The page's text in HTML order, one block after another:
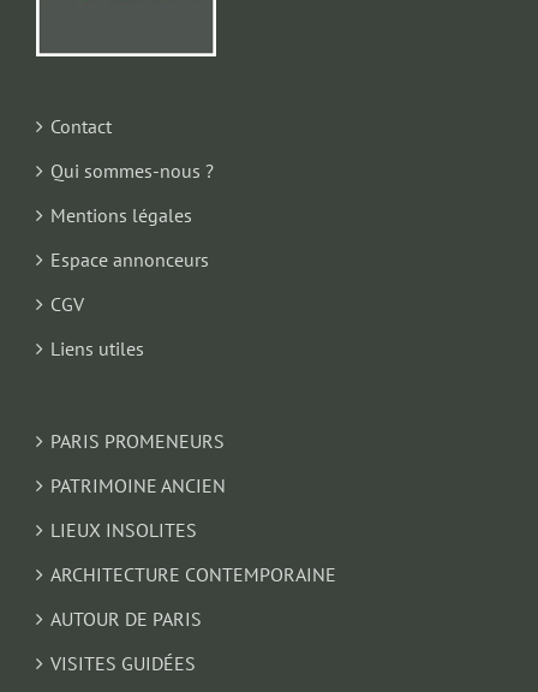
Contact
Qui sommes-nous ?
Mentions légales
Espace annonceurs
CGV
Liens utiles
PARIS PROMENEURS
PATRIMOINE ANCIEN
LIEUX INSOLITES
ARCHITECTURE CONTEMPORAINE
AUTOUR DE PARIS
VISITES GUIDÉES